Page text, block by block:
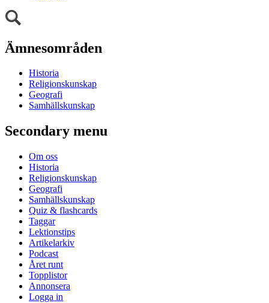
Ämnesområden
Historia
Religionskunskap
Geografi
Samhällskunskap
Secondary menu
Om oss
Historia
Religionskunskap
Geografi
Samhällskunskap
Quiz & flashcards
Taggar
Lektionstips
Artikelarkiv
Podcast
Året runt
Topplistor
Annonsera
Logga in